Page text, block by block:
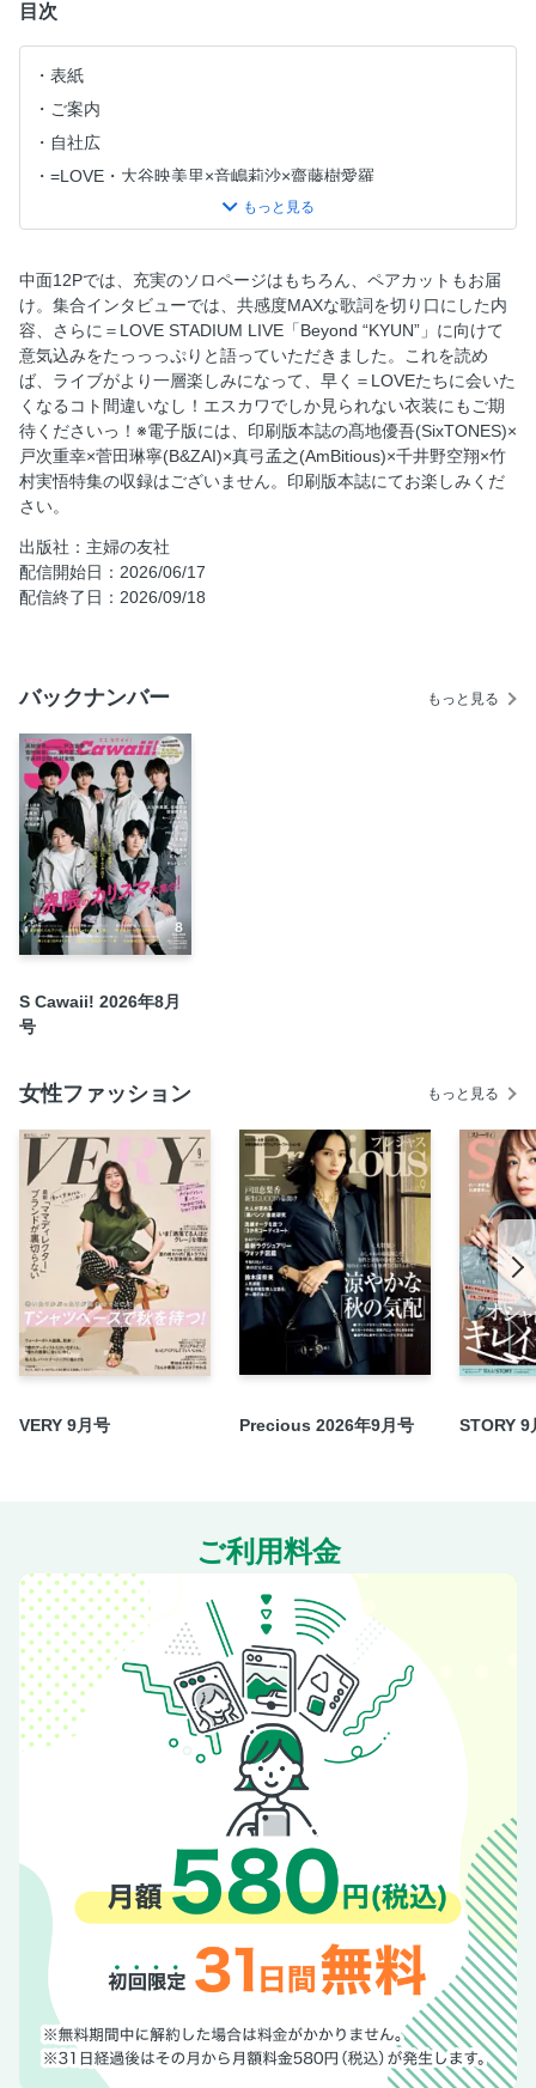
目次
表紙
ご案内
自社広
=LOVE・大谷映美里×音嶋莉沙×齋藤樹愛羅
特集トビラ
夏は絶対、GALでいく！
無個性じゃない「白」と「黒」
NEW 森ガールのはじめ方。
推しと会う日のオトナ甘。
気分は"海外ガール"一択
大本命は「2016っぽ」STYLE
モーニング娘。’26 小田さくら わたしのリズム
ME:I MIU×SUZU 白から色づいていく花
本島純政が美しい理由。
MATSURI 松岡卓弥 愛に満ちて。
Gallllllliyって？
薬屋連載
Poff
上西怜連載
プレゼント＆ショップリスト
自社広
中面12Pでは、充実のソロページはもちろん、ペアカットもお届
け。集合インタビューでは、共感度MAXな歌詞を切り口にした内
容、さらに＝LOVE STADIUM LIVE「Beyond “KYUN”」に向けて
意気込みをたっっっぷりと語っていただきました。これを読め
ば、ライブがより一層楽しみになって、早く＝LOVEたちに会いた
くなるコト間違いなし！エスカワでしか見られない衣装にもご期
待くださいっ！※電子版には、印刷版本誌の髙地優吾(SixTONES)×
戸次重幸×菅田琳寧(B&ZAI)×真弓孟之(AmBitious)×千井野空翔×竹
村実悟特集の収録はございません。印刷版本誌にてお楽しみくだ
さい。
出版社：主婦の友社
配信開始日：2026/06/17
配信終了日：2026/09/18
バックナンバー もっと見る
S Cawaii! 2026年8月
号
女性ファッション もっと見る
VERY 9月号 Precious 2026年9月号 STORY 9
ご利用料金